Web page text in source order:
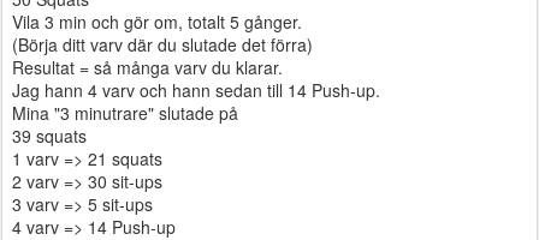
Vila 3 min och gör om, totalt 5 gånger.
(Börja ditt varv där du slutade det förra)
Resultat = så många varv du klarar.
Jag hann 4 varv och hann sedan till 14 Push-up.
Mina "3 minutrare" slutade på
39 squats
1 varv => 21 squats
2 varv => 30 sit-ups
3 varv => 5 sit-ups
4 varv => 14 Push-up